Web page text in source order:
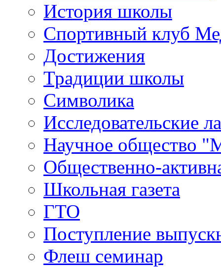
История школы
Спортивный клуб
Достижения
Традиции школы
Символика
Исследовательские
Научное общество
Общественно-
Школьная газета
ГТО
Поступление
Флеш семинар